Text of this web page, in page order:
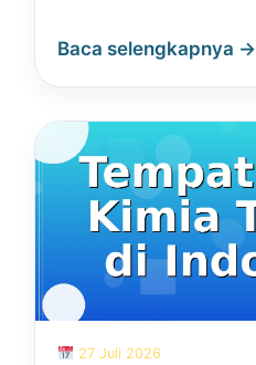
Baca selengkapnya →
27 Juli 2026